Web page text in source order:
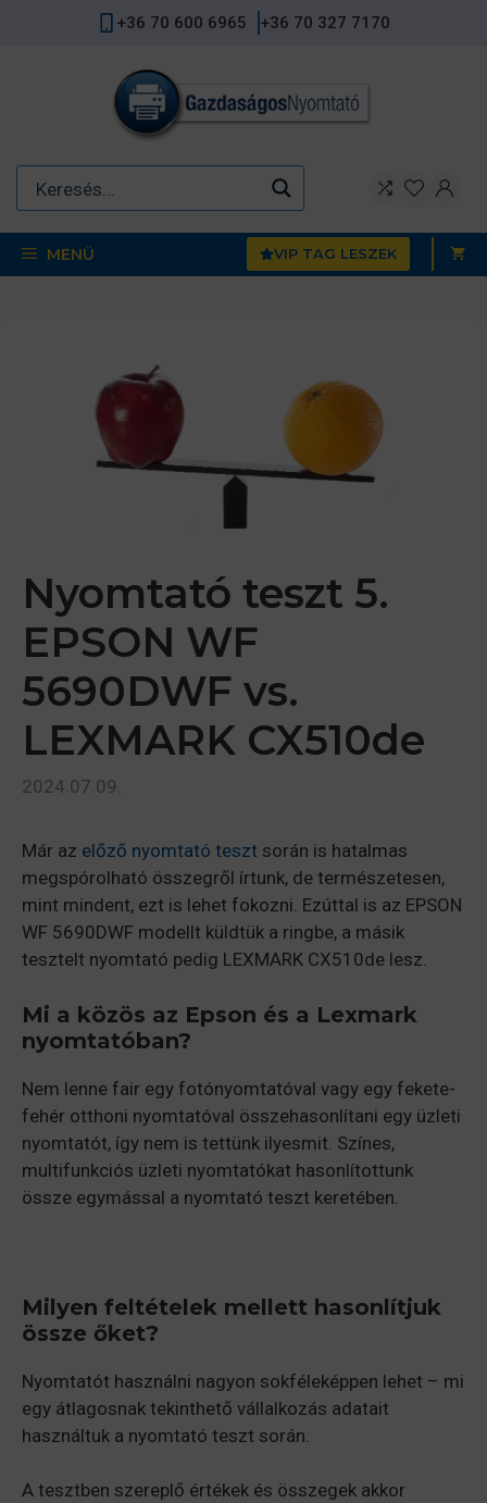
+36 70 600 6965 +36 70 327 7170
MENÜ VIP TAG LESZEK
Nyomtató teszt 5.
EPSON WF
5690DWF vs.
LEXMARK CX510de
2024.07.09.
Már az előző nyomtató teszt során is hatalmas
megspórolható összegről írtunk, de természetesen,
mint mindent, ezt is lehet fokozni. Ezúttal is az EPSON
WF 5690DWF modellt küldtük a ringbe, a másik
tesztelt nyomtató pedig LEXMARK CX510de lesz.
Mi a közös az Epson és a Lexmark
nyomtatóban?
Nem lenne fair egy fotónyomtatóval vagy egy fekete-
fehér otthoni nyomtatóval összehasonlítani egy üzleti
nyomtatót, így nem is tettünk ilyesmit. Színes,
multifunkciós üzleti nyomtatókat hasonlítottunk
össze egymással a nyomtató teszt keretében.
Milyen feltételek mellett hasonlítjuk
össze őket?
Nyomtatót használni nagyon sokféleképpen lehet – mi
egy átlagosnak tekinthető vállalkozás adatait
használtuk a nyomtató teszt során.
A tesztben szereplő értékek és összegek akkor